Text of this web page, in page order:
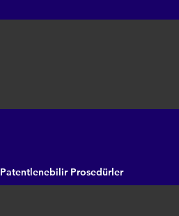
Patentlenebilir Prosedürler